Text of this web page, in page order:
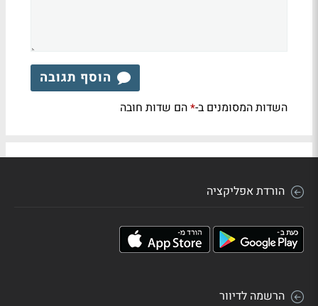
הוסף תגובה
השדות המסומנים ב-*הם שדות חובה
הורדת אפליקציה
הרשמה לדיוור